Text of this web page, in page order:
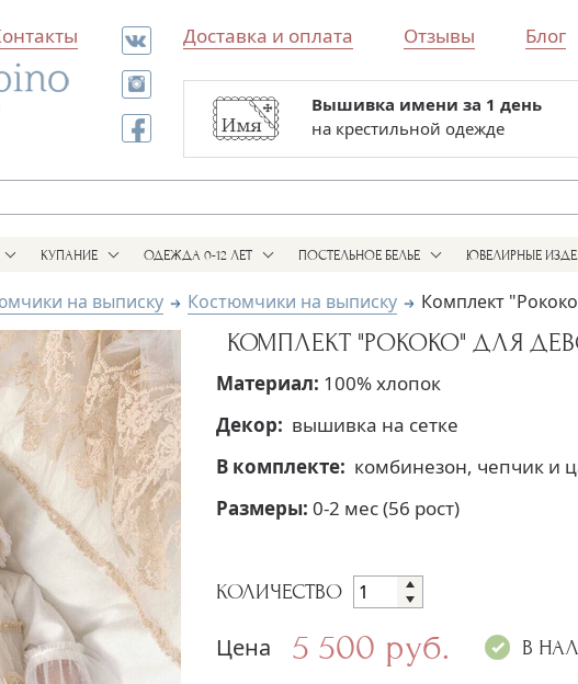
Доставка и оплата Отзывы Блог
Все для выписки и крестин
в одном магазине
Вышивка имени за 1 день
на крестильной одежде
КУПАНИЕ ОДЕЖДА 0-12 ЛЕТ ПОСТЕЛЬНОЕ БЕЛЬЕ ЮВЕЛИРНЫЕ
на выписку Костюмчики на выписку Комплект
КОМПЛЕКТ "РОКОКО" ДЛЯ
Материал: 100% хлопок
Декор: вышивка на сетке
В комплекте: комбинезон, чепчик и
Размеры: 0-2 мес (56 рост)
КОЛИЧЕСТВО
Цена 5 500 руб. В